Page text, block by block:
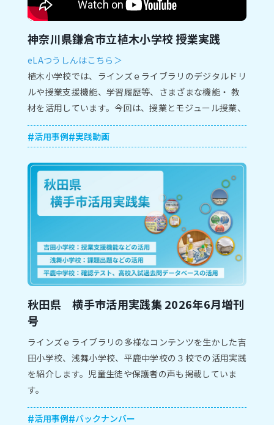
神奈川県鎌倉市立植木小学校 授業実践
eLAつうしんはこちら＞
植⽊⼩学校では、ラインズｅライブラリのデジタルドリ
ルや授業⽀援機能、学習履歴等、さまざまな機能・ 教
材を活⽤しています。今回は、授業とモジュール授業、
保護者⾯談での実践をご紹介します。
活用事例 実践動画
秋田県 横手市活用実践集 2026年6月増刊
号
ラインズｅライブラリの多様なコンテンツを生かした吉
田小学校、浅舞小学校、平鹿中学校の３校での活用実践
を紹介します。児童生徒や保護者の声も掲載していま
す。
活用事例 バックナンバー